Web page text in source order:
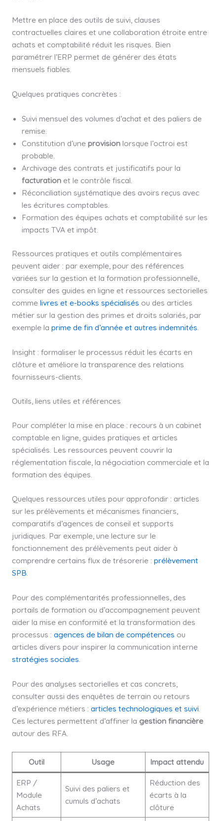
Mettre en place des outils de suivi, clauses
contractuelles claires et une collaboration étroite entre
achats et comptabilité réduit les risques. Bien
paramétrer l’ERP permet de générer des états
mensuels fiables.
Quelques pratiques concrètes :
Suivi mensuel des volumes d’achat et des paliers de
remise.
Constitution d’une provisionlorsque l’octroi est
probable.
Archivage des contrats et justificatifs pour la
facturationet le contrôle fiscal.
Réconciliation systématique des avoirs reçus avec
les écritures comptables.
Formation des équipes achats et comptabilité sur les
impacts TVA et impôt.
Ressources pratiques et outils complémentaires
peuvent aider : par exemple, pour des références
variées sur la gestion et la formation professionnelle,
consulter des guides en ligne et ressources sectorielles
comme livres et e-books spécialisés ou des articles
métier sur la gestion des primes et droits salariés, par
exemple la prime de fin d’année et autres indemnités
Insight : formaliser le processus réduit les écarts en
clôture et améliore la transparence des relations
fournisseurs-clients.
Outils, liens utiles et références
Pour compléter la mise en place : recours à un cabinet
comptable en ligne, guides pratiques et articles
spécialisés. Les ressources peuvent couvrir la
réglementation fiscale, la négociation commerciale et la
formation des équipes.
Quelques ressources utiles pour approfondir : articles
sur les prélèvements et mécanismes financiers,
comparatifs d’agences de conseil et supports
juridiques. Par exemple, une lecture sur le
fonctionnement des prélèvements peut aider à
comprendre certains flux de trésorerie : prélèvement
SPB.
Pour des complémentarités professionnelles, des
portails de formation ou d’accompagnement peuvent
aider la mise en conformité et la transformation des
processus : agences de bilan de compétences ou
articles divers pour inspirer la communication interne
stratégies sociales.
Pour des analyses sectorielles et cas concrets,
consulter aussi des enquêtes de terrain ou retours
d’expérience métiers : articles technologiques et suivi.
Ces lectures permettent d’affiner la gestion financière
autour des RFA.
Outil Usage Impact attendu
ERP /
Module
Achats
Suivi des paliers et
cumuls d’achats
Réduction des
écarts à la
clôture